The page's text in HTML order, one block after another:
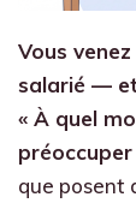
Vous
salarié —
« À quel
que posent